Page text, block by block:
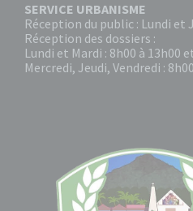
SERVICE URBANISME
Réception du public : Lundi et
Réception des dossiers :
Lundi et Mardi : 8h00 à 13h00
Mercredi, Jeudi, Vendredi :